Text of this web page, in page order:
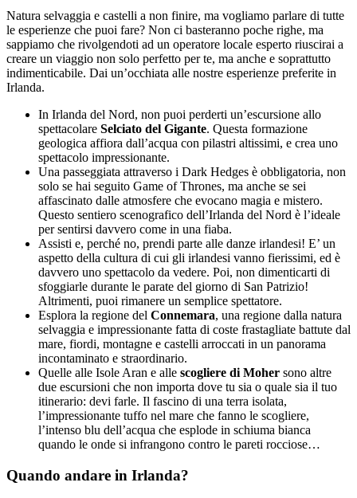
Natura selvaggia e castelli a non finire, ma vogliamo parlare di tutte
le esperienze che puoi fare? Non ci basteranno poche righe, ma
sappiamo che rivolgendoti ad un operatore locale esperto riuscirai a
creare un viaggio non solo perfetto per te, ma anche e soprattutto
indimenticabile. Dai un’occhiata alle nostre esperienze preferite in
Irlanda.
In Irlanda del Nord, non puoi perderti un’escursione allo
spettacolare Selciato del Gigante. Questa formazione
geologica affiora dall’acqua con pilastri altissimi, e crea uno
spettacolo impressionante.
Una passeggiata attraverso i Dark Hedges è obbligatoria, non
solo se hai seguito Game of Thrones, ma anche se sei
affascinato dalle atmosfere che evocano magia e mistero.
Questo sentiero scenografico dell’Irlanda del Nord è l’ideale
per sentirsi davvero come in una fiaba.
Assisti e, perché no, prendi parte alle danze irlandesi! E’ un
aspetto della cultura di cui gli irlandesi vanno fierissimi, ed è
davvero uno spettacolo da vedere. Poi, non dimenticarti di
sfoggiarle durante le parate del giorno di San Patrizio!
Altrimenti, puoi rimanere un semplice spettatore.
Esplora la regione del Connemara, una regione dalla natura
selvaggia e impressionante fatta di coste frastagliate battute dal
mare, fiordi, montagne e castelli arroccati in un panorama
incontaminato e straordinario.
Quelle alle Isole Aran e alle scogliere di Moher sono altre
due escursioni che non importa dove tu sia o quale sia il tuo
itinerario: devi farle. Il fascino di una terra isolata,
l’impressionante tuffo nel mare che fanno le scogliere,
l’intenso blu dell’acqua che esplode in schiuma bianca
quando le onde si infrangono contro le pareti rocciose…
Quando andare in Irlanda?